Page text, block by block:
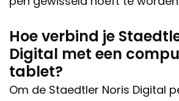
Hoe verbind je
Digital met een
tablet?
Om de Staedtler Noris Digital